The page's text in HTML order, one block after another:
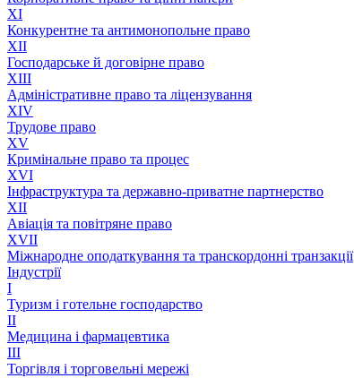
XI
Конкурентне та антимонопольне право
XII
Господарське й договірне право
XIII
Адмiнiстративне право та лiцензування
XIV
Трудове право
XV
Кримінальне право та процес
XVI
Інфраструктура та державно-приватне партнерство
XII
Авіація та повітряне право
XVII
Міжнародне оподаткування та транскордонні транзакції
Індустрії
I
Туризм і готельне господарство
II
Медицина і фармацевтика
III
Торгівля і торговельні мережі